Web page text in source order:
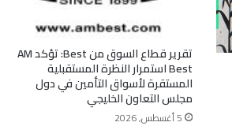
تقرير قطاع السوق من Best: تؤكد AM
Best استمرار النظرة المستقبلية
المستقرة لأسواق التأمين في دول
مجلس التعاون الخليجي
5 أغسطس, 2026